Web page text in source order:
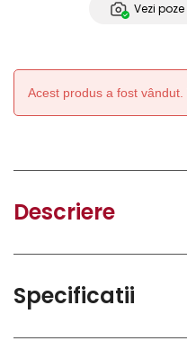
Vezi
Acest produs a fost vândut.
Descriere
Specificatii